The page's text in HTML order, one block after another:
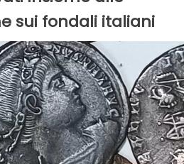
sui fondali italiani